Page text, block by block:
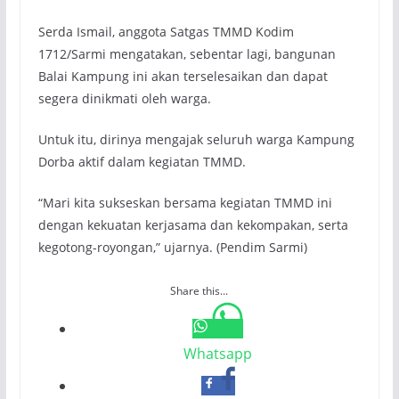
Serda Ismail, anggota Satgas TMMD Kodim
1712/Sarmi mengatakan, sebentar lagi, bangunan
Balai Kampung ini akan terselesaikan dan dapat
segera dinikmati oleh warga.
Untuk itu, dirinya mengajak seluruh warga Kampung
Dorba aktif dalam kegiatan TMMD.
“Mari kita sukseskan bersama kegiatan TMMD ini
dengan kekuatan kerjasama dan kekompakan, serta
kegotong-royongan,” ujarnya. (Pendim Sarmi)
Share this...
Whatsapp